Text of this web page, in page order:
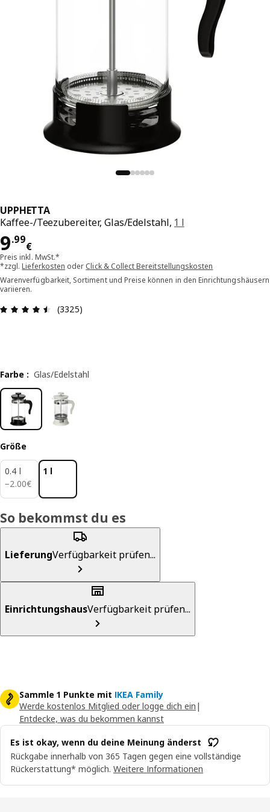
UPPHETTA
Kaffee-/Teezubereiter, Glas/Edelstahl, 1 l
9.99
€
Preis 9.99€
Preis inkl. MwSt.*
*zzgl.Lieferkosten oder Click & Collect Bereitstellungskosten
Warenverfügbarkeit, Sortiment und Preise können in den Einrichtungshäusern
variieren.
Bewertung: 4.5 von 5 Sterne Alle Bewertungen:
(3325)
Farbe : Glas/Edelstahl
Größe
0.4 l
−2.00€
2.00€
1 l
So bekommst du es
LieferungVerfügbarkeit prüfen...
EinrichtungshausVerfügbarkeit prüfen...
Sammle 1 Punkte mit IKEA Family
Werde kostenlos Mitglied oder logge dich ein |
Entdecke, was du bekommen kannst
Es ist okay, wenn du deine Meinung änderst
Rückgabe innerhalb von 365 Tagen gegen eine vollständige
Rückerstattung* möglich. Weitere Informationen